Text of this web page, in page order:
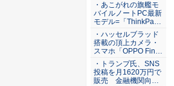
・あこがれの旗艦モ
バイルノートPC最新
モデル=「ThinkPa…
・ハッセルブラッド
搭載の頂上カメラ・
スマホ「OPPO Fin…
・トランプ氏、SNS
投稿を月1620万円で
販売 金融機関向…